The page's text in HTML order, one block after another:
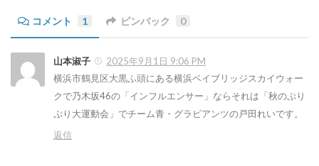
コメント 1 ピンバック 0
山本淑子
2025年9月1日 9:06 PM
横浜市鶴見区大黒ふ頭にある横浜ベイブリッジスカイウォー
クで乃木坂46の「インフルエンサー」ならそれは「秋のぷり
ぷり大運動会」でチーム青・グラビアンツの戸田れいです。
返信